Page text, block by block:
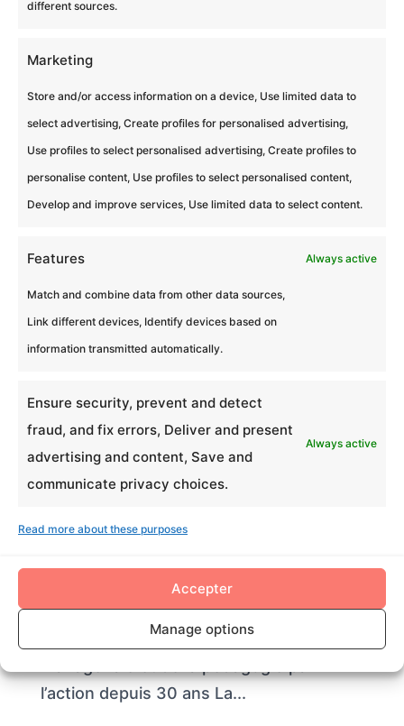
different sources.
Marketing
Store and/or access information on a device, Use limited data to
select advertising, Create profiles for personalised advertising,
Use profiles to select personalised advertising, Create profiles to
personalise content, Use profiles to select personalised content,
Develop and improve services, Use limited data to select content.
Features Always active
Match and combine data from other data sources,
Link different devices, Identify devices based on
information transmitted automatically.
Ensure security, prevent and detect
fraud, and fix errors, Deliver and present
advertising and content, Save and
communicate privacy choices.
Always active
Read more about these purposes
Accepter
Manage options
Tendances pour 2027 Par Eagles Team
collectifs et des dynamiques
immersives...
l’intelligence collective de votre entreprise
byLouise Revert|May 28, 2026|RSE
Événementiel Les activités
l’intelligence collective de votre
entreprise Par Eagles Team Experiences
| Spécialistes de la transformation
l’action depuis 30 ans La...